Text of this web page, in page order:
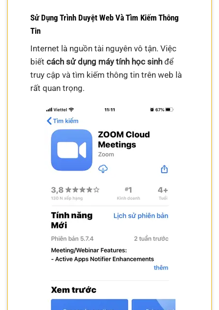
Sử Dụng Trình Duyệt Web Và Tìm Kiếm Thông
Tin
Internet là nguồn tài nguyên vô tận. Việc
biếtcách sử dụng máy tính học sinh để
truy cập và tìm kiếm thông tin trên web là
rất quan trọng.